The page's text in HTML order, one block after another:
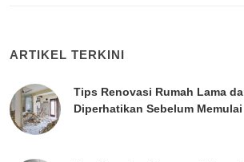
ARTIKEL TERKINI
Tips Renovasi Rumah Lama
Diperhatikan Sebelum Memulai